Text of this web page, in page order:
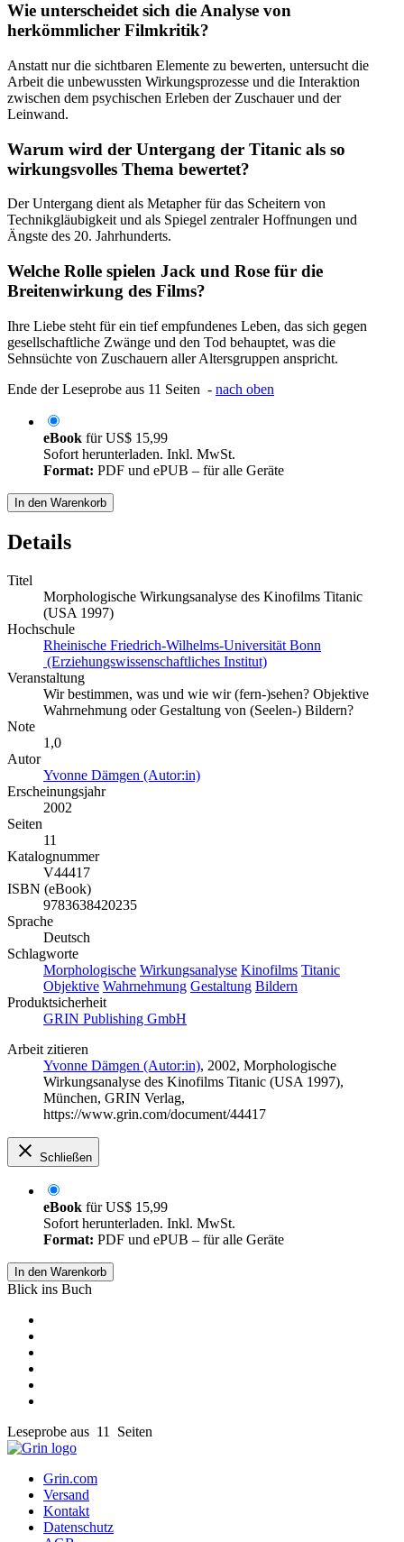
Wie unterscheidet sich die Analyse von
herkömmlicher Filmkritik?
Anstatt nur die sichtbaren Elemente zu bewerten, untersucht die
Arbeit die unbewussten Wirkungsprozesse und die Interaktion
zwischen dem psychischen Erleben der Zuschauer und der
Leinwand.
Warum wird der Untergang der Titanic als so
wirkungsvolles Thema bewertet?
Der Untergang dient als Metapher für das Scheitern von
Technikgläubigkeit und als Spiegel zentraler Hoffnungen und
Ängste des 20. Jahrhunderts.
Welche Rolle spielen Jack und Rose für die
Breitenwirkung des Films?
Ihre Liebe steht für ein tief empfundenes Leben, das sich gegen
gesellschaftliche Zwänge und den Tod behauptet, was die
Sehnsüchte von Zuschauern aller Altersgruppen anspricht.
Ende der Leseprobe aus 11 Seiten - nach oben
eBook fürUS$ 15,99
Sofort herunterladen. Inkl. MwSt.
Format: PDF und ePUB – für alle Geräte
In den Warenkorb
Details
Titel
Morphologische Wirkungsanalyse des Kinofilms Titanic
(USA 1997)
Hochschule
Rheinische Friedrich-Wilhelms-Universität Bonn
(Erziehungswissenschaftliches Institut)
Veranstaltung
Wir bestimmen, was und wie wir (fern-)sehen? Objektive
Wahrnehmung oder Gestaltung von (Seelen-) Bildern?
Note
1,0
Autor
Yvonne Dämgen (Autor:in)
Erscheinungsjahr
2002
Seiten
11
Katalognummer
V44417
ISBN (eBook)
9783638420235
Sprache
Deutsch
Schlagworte
Morphologische Wirkungsanalyse Kinofilms Titanic
Objektive Wahrnehmung Gestaltung Bildern
Produktsicherheit
GRIN Publishing GmbH
Arbeit zitieren
Yvonne Dämgen (Autor:in), 2002, Morphologische
Wirkungsanalyse des Kinofilms Titanic (USA 1997),
München, GRIN Verlag,
https://www.grin.com/document/44417
Schließen
eBook fürUS$ 15,99
Sofort herunterladen. Inkl. MwSt.
Format: PDF und ePUB – für alle Geräte
In den Warenkorb
Blick ins Buch
Leseprobe aus 11 Seiten
Grin.com
Versand
Kontakt
Datenschutz